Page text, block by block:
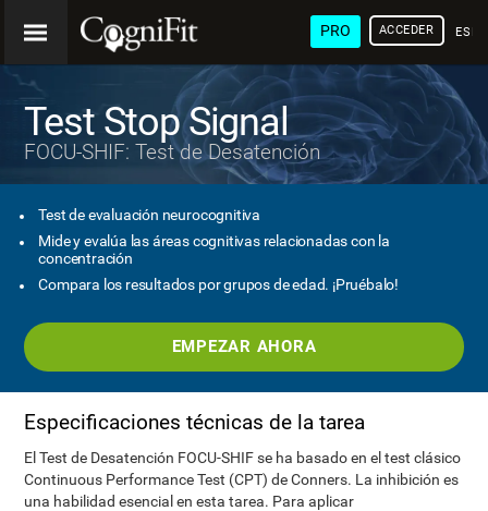
PRO ACCEDER
Test Stop Signal
FOCU-SHIF: Test de Desatención
Test de evaluación neurocognitiva
Mide y evalúa las áreas cognitivas relacionadas con la
concentración
Compara los resultados por grupos de edad. ¡Pruébalo!
EMPEZAR AHORA
Especificaciones técnicas de la tarea
El Test de Desatención FOCU-SHIF se ha basado en el test clásico
Continuous Performance Test (CPT) de Conners. La inhibición es
una habilidad esencial en esta tarea. Para aplicar